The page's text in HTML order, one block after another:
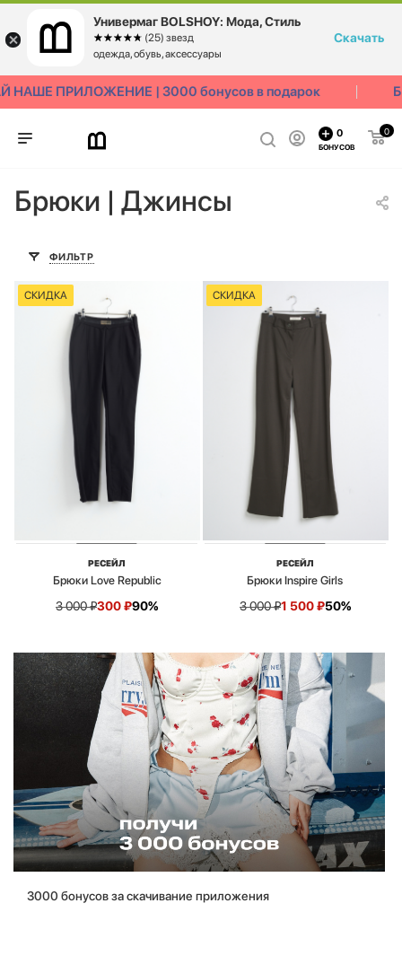
ПРИЛОЖЕНИЕ | 3000 бонусов в подарок
0
0
БОНУСОВ
Брюки | Джинсы
ФИЛЬТР
СКИДКА
РЕСЕЙЛ
Брюки Love Republic
3 000₽300₽90%
СКИДКА
РЕСЕЙЛ
Брюки Inspire Girls
3 000₽1 500₽50%
3000 бонусов за скачивание приложения
Универмаг BOLSHOY: Мода, Стиль
☆☆☆☆☆
★★★★★ (25) звезд
одежда, обувь, аксессуары
Скачать